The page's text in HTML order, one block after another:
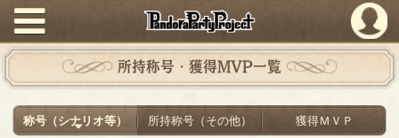
PandoraPartyProject
所持称号・獲得MVP一覧
称号（シナリオ等） 所持称号（その他） 獲得ＭＶＰ